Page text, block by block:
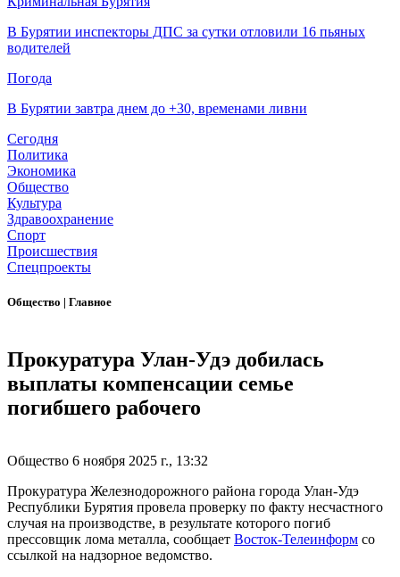
В Бурятии инспекторы ДПС за сутки отловили 16 пьяных
водителей
Погода
В Бурятии завтра днем до +30, временами ливни
Сегодня
Политика
Экономика
Общество
Культура
Здравоохранение
Спорт
Происшествия
Спецпроекты
Общество | Главное
Прокуратура Улан-Удэ добилась
выплаты компенсации семье
погибшего рабочего
Общество 6 ноября 2025 г., 13:32
Прокуратура Железнодорожного района города Улан-Удэ
Республики Бурятия провела проверку по факту несчастного
случая на производстве, в результате которого погиб
прессовщик лома металла, сообщает Восток-Телеинформ со
ссылкой на надзорное ведомство.